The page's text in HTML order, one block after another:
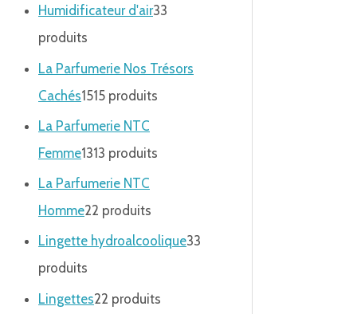
Humidificateur d'air33
produits
La Parfumerie Nos Trésors
Cachés1515 produits
La Parfumerie NTC
Femme1313 produits
La Parfumerie NTC
Homme22 produits
Lingette hydroalcoolique33
produits
Lingettes22 produits